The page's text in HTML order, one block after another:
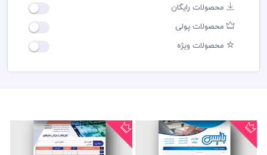
محصولات رایگان
محصولات پولی
محصولات ویژه